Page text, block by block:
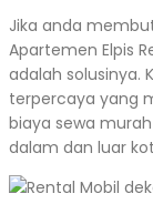
Jika anda
Apartemen Elpis
adalah solusinya.
terpercaya yang
biaya sewa
dalam dan luar